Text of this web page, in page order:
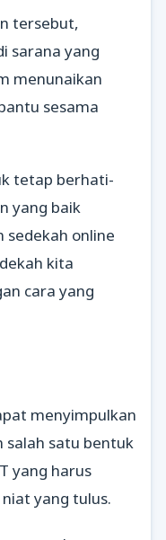
tersebut,
sarana yang
menunaikan
sesama
tetap berhati-
yang baik
sedekah online
kita
cara yang
menyimpulkan
salah satu bentuk
yang harus
yang tulus.